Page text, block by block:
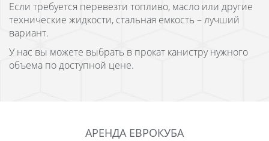
Если требуется перевезти топливо, масло или другие
технические жидкости, стальная емкость – лучший
вариант.
У нас вы можете выбрать в прокат канистру нужного
объема по доступной цене.
АРЕНДА ЕВРОКУБА